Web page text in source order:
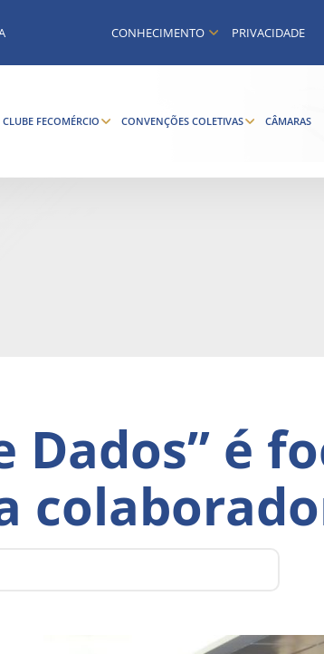
CONHECIMENTO PRIVACIDADE
CLUBE FECOMÉRCIO CONVENÇÕES COLETIVAS CÂMARAS
Dados” é